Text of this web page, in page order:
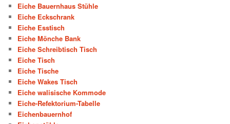
Eiche Bauernhaus Stühle
Eiche Eckschrank
Eiche Esstisch
Eiche Mönche Bank
Eiche Schreibtisch Tisch
Eiche Tisch
Eiche Tische
Eiche Wakes Tisch
Eiche walisische Kommode
Eiche-Refektorium-Tabelle
Eichenbauernhof